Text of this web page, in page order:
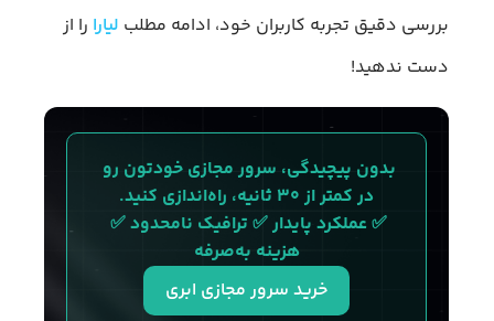
بررسی دقیق تجربه کاربران خود، ادامه مطلب لیارا را از
دست ندهید!
بدون پیچیدگی، سرور مجازی خودتون رو
در کمتر از ۳۰ ثانیه، راه‌اندازی کنید.
✅ عملکرد پایدار ✅ ترافیک نامحدود ✅
هزینه به‌صرفه
خرید سرور مجازی ابری